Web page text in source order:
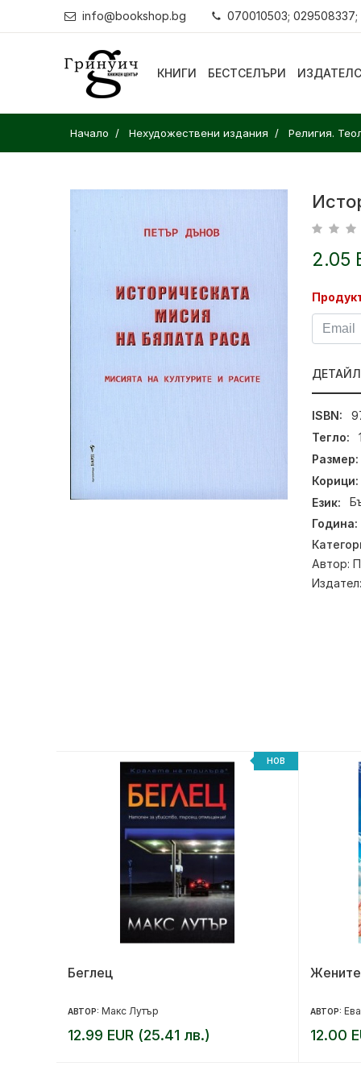
info@bookshop.bg 070010503; 029508337;
КНИГИ БЕСТСЕЛЪРИ
Начало Нехудожествени издания Религия.
2.05
ISBN:
Тегло:
Размер:
Корици:
Език:
Година:
Автор:
Издател:
НОВ
Беглец
АВТОР: Макс Лутър
12.99 EUR (25.41 лв.)
АВТОР:
12.00